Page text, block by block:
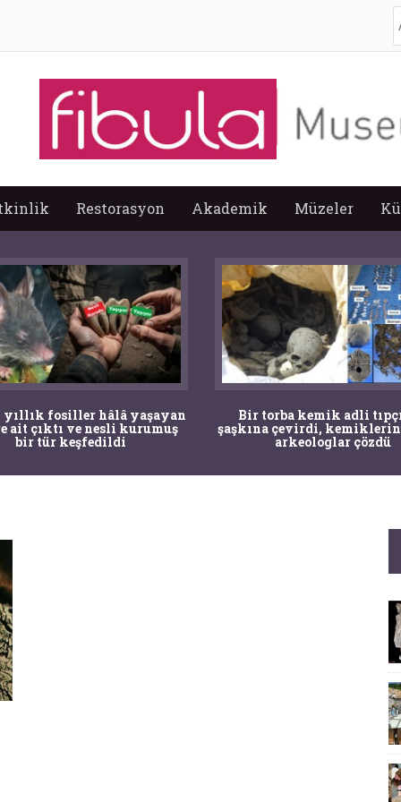
Restorasyon Akademik Müzeler
yıllık fosiller hâlâ yaşayan
ait çıktı ve nesli kurumuş
bir tür keşfedildi
Bir torba kemik adli
şaşkına çevirdi, kemiklerin
arkeologlar çözdü